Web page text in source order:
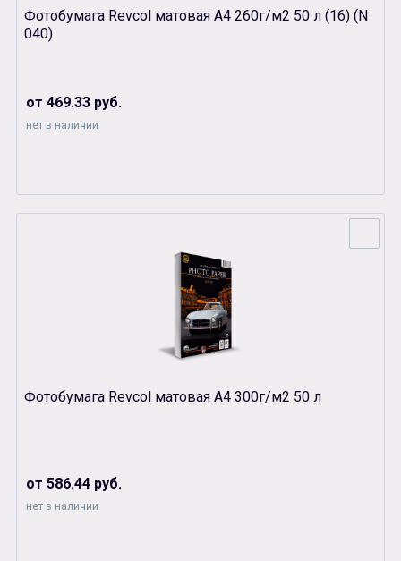
Фотобумага Revcol матовая А4 260г/м2 50 л (16) (N
040)
от 469.33 руб.
нет в наличии
Фотобумага Revcol матовая А4 300г/м2 50 л
от 586.44 руб.
нет в наличии